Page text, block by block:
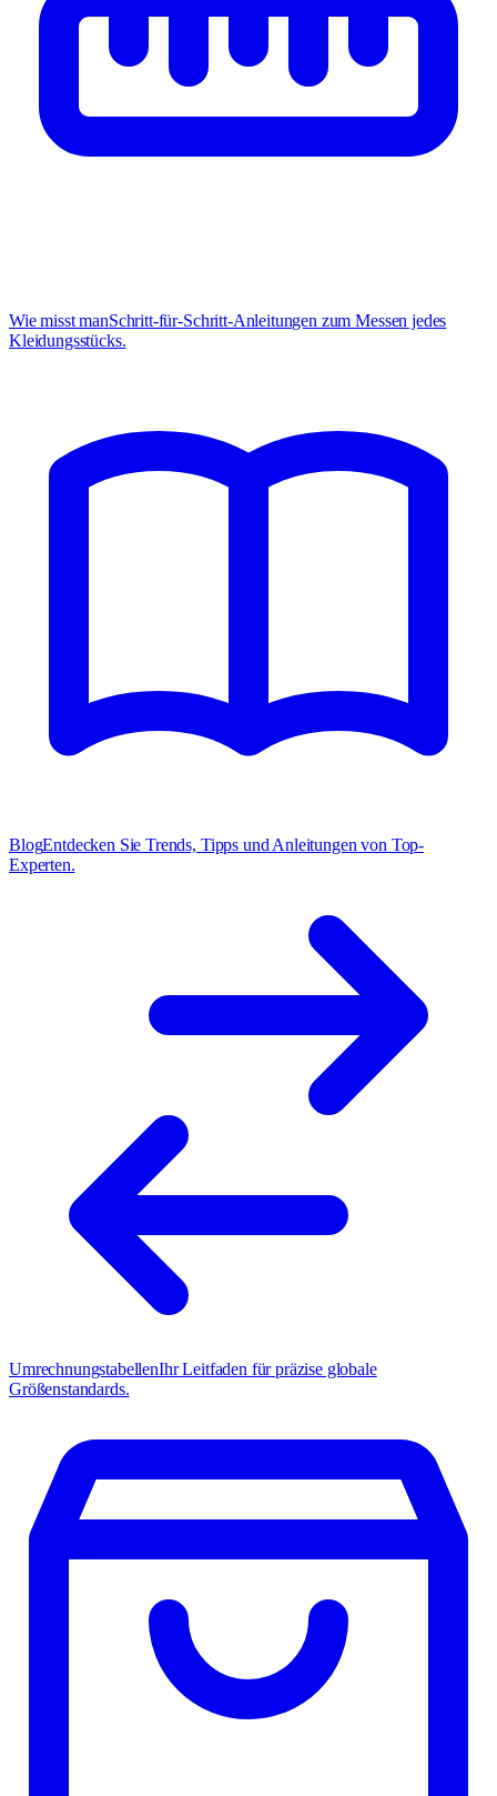
Wie misst manSchritt-für-Schritt-Anleitungen zum Messen jedes
Kleidungsstücks.
BlogEntdecken Sie Trends, Tipps und Anleitungen von Top-
Experten.
UmrechnungstabellenIhr Leitfaden für präzise globale
Größenstandards.